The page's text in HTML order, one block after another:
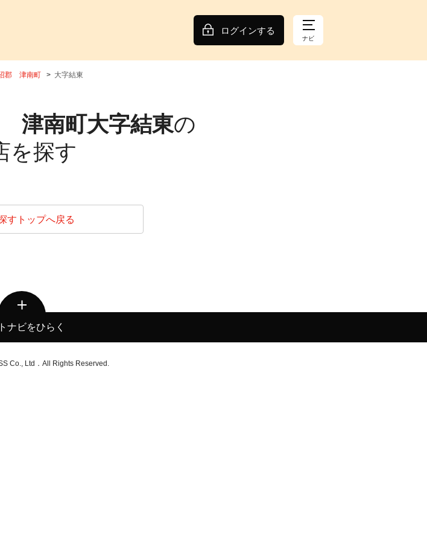
ログインする
ナビ
郡 津南町 大字結東
津南町大字結東の
を探す
すトップへ戻る
ナビをひらく
Co., Ltd．All Rights Reserved.